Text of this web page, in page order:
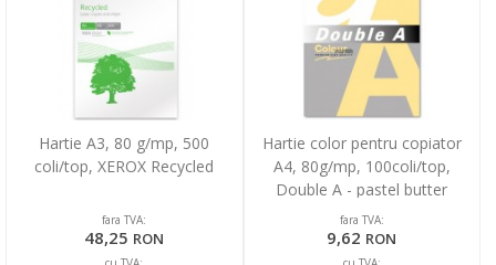
Hartie A3, 80 g/mp, 500
coli/top, XEROX Recycled
fara TVA:
48,25 RON
Hartie color pentru copiator
A4, 80g/mp, 100coli/top,
Double A - pastel butter
fara TVA:
9,62 RON